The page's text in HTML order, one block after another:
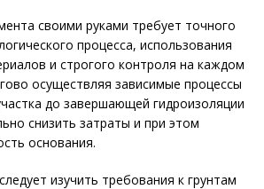
своими руками требует точного
процесса, использования
и строгого контроля на каждом
осуществляя зависимые процессы
до завершающей гидроизоляции
снизить затраты и при этом
основания.
изучить требования к грунтам